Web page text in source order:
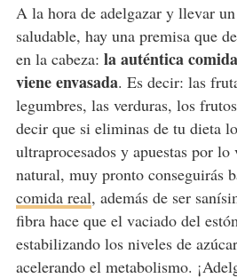
A la hora de adelgazar y llevar
saludable, hay una premisa que
en la cabeza: la auténtica
viene envasada. Es decir: las
legumbres, las verduras, los
decir que si eliminas de tu dieta
ultraprocesados y apuestas por lo
natural, muy pronto conseguirás
comida real, además de ser
fibra hace que el vaciado del
estabilizando los niveles de
acelerando el metabolismo.